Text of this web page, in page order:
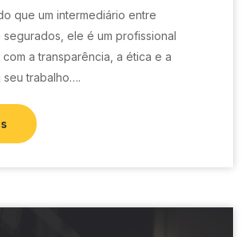
que um intermediário entre
ele é um profissional
a transparência, a ética e a
trabalho….